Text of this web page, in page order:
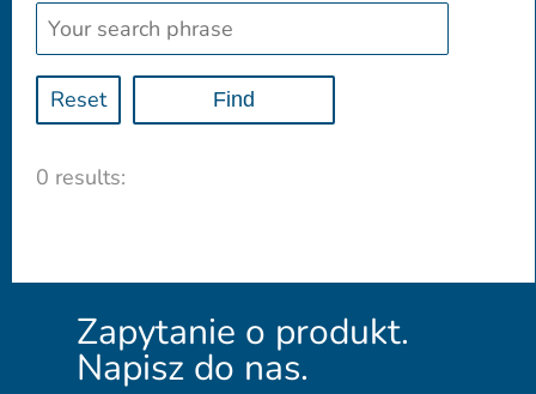
Reset
0 results:
Zapytanie o produkt.
Napisz do nas.